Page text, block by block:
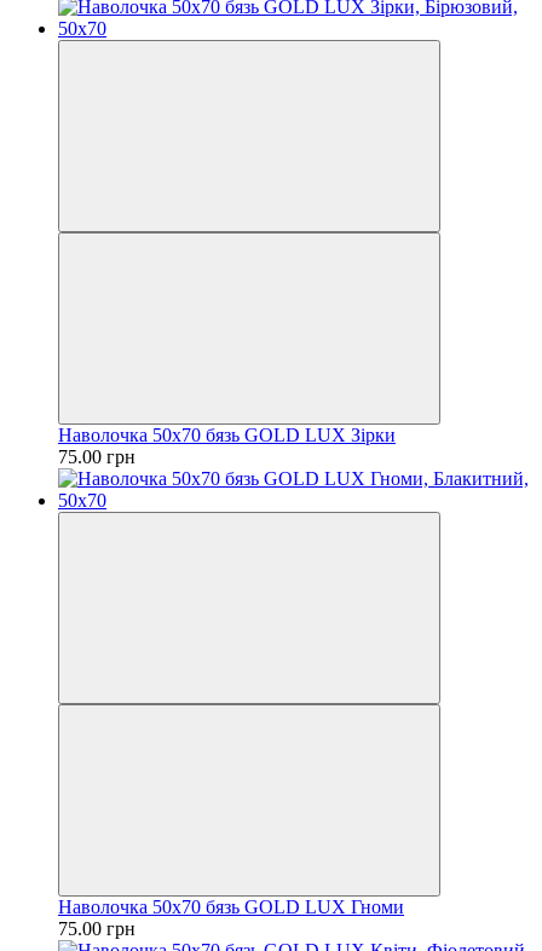
Наволочка 50х70 бязь GOLD LUX Зірки
75.00 грн
Наволочка 50х70 бязь GOLD LUX Гноми
75.00 грн